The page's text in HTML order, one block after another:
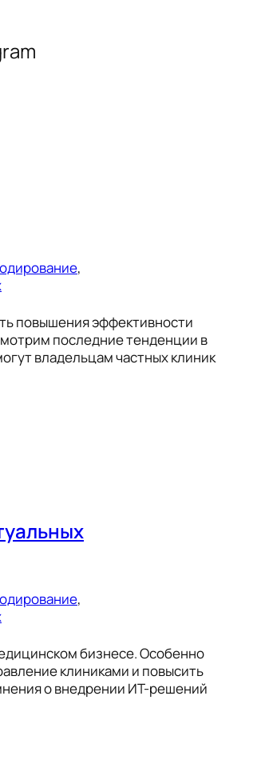
повышения эффективности
последние тенденции в
владельцам частных клиник
бизнесе. Особенно
клиниками и повысить
о внедрении ИТ-решений